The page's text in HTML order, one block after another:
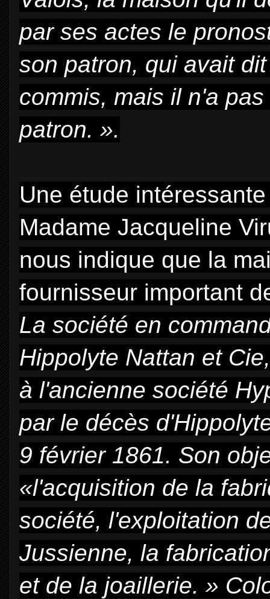
par ses actes le
son patron, qui avait
commis, mais il n'a
patron. ».
Une étude
Madame Jacqueline
nous indique que la
fournisseur important
La société en
Hippolyte Nattan et
à l'ancienne société
par le décès
9 février 1861. Son
«l'acquisition de la
société, l'exploitation
Jussienne, la
et de la joaillerie. »